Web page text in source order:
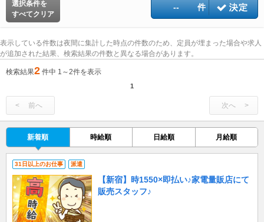
選択条件を
すべてクリア
-- 件
表示している件数は夜間に集計した時点の件数のため、定員が埋まった場合や求人
が追加された結果、検索結果の件数と異なる場合があります。
検索結果2 件中 1～2件を表示
1
前へ 次へ
新着順 時給順 日給順 月給順
31日以上のお仕事 派遣
【新宿】時1550×即払い♪家電量販店にて
販売スタッフ♪